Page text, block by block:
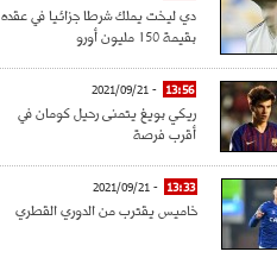
دي ليخت يملك شرطا جزائيا في عقده
بقيمة 150 مليون أورو
13:56
- 2021/09/21
ريكي بويغ يتمنى رحيل كومان في
أقرب فرصة
13:33
- 2021/09/21
خاميس يقترب من الدوري القطري